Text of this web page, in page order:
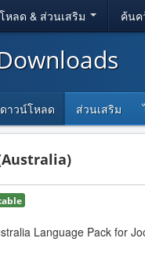
หลด & ส่วนเสริม ค้นค
ดาวน์โหลด ส่วนเสริม
Language Pack for